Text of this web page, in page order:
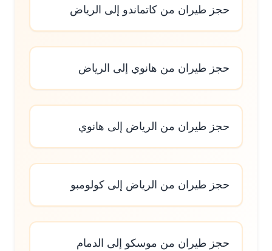
حجز طيران من كاتماندو إلى الرياض
حجز طيران من هانوي إلى الرياض
حجز طيران من الرياض إلى هانوي
حجز طيران من الرياض إلى كولومبو
حجز طيران من موسكو إلى الدمام